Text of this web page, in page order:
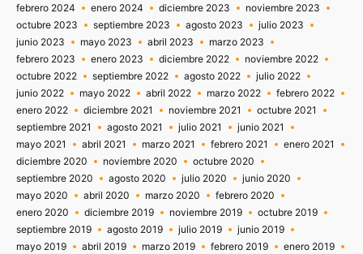
febrero 2024
enero 2024 diciembre 2023
noviembre 2023
octubre 2023
septiembre 2023 agosto 2023
julio 2023
junio 2023
mayo 2023 abril 2023
marzo 2023
febrero 2023
enero 2023 diciembre 2022
noviembre 2022
octubre 2022
septiembre 2022 agosto 2022
julio 2022
junio 2022
mayo 2022 abril 2022 marzo 2022
febrero 2022
enero 2022
diciembre 2021 noviembre 2021
octubre 2021
septiembre 2021
agosto 2021 julio 2021
junio 2021
mayo 2021
abril 2021 marzo 2021 febrero 2021
enero 2021
diciembre 2020
noviembre 2020
octubre 2020
septiembre 2020
agosto 2020 julio 2020
junio 2020
mayo 2020
abril 2020 marzo 2020
febrero 2020
enero 2020
diciembre 2019 noviembre 2019
octubre 2019
septiembre 2019
agosto 2019 julio 2019
junio 2019
mayo 2019
abril 2019 marzo 2019 febrero 2019
enero 2019